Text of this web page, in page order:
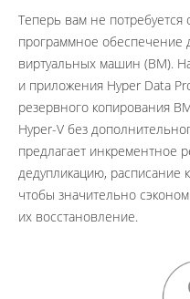
Теперь вам не
программное обеспечение
виртуальных машин (ВМ).
и приложения Hyper Data
резервного копирования
Hyper-V без
предлагает инкрементное
дедупликацию, расписание
чтобы значительно
их восстановление.